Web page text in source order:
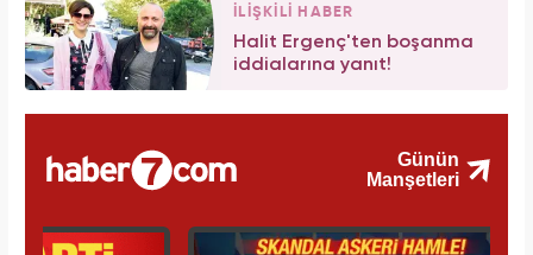
İLİŞKİLİ HABER
Halit Ergenç'ten boşanma
iddialarına yanıt!